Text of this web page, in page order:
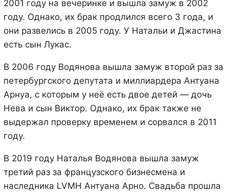
2001 году на вечеринке и вышла замуж в 2002
году. Однако, их брак продлился всего 3 года, и
они развелись в 2005 году. У Натальи и Джастина
есть сын Лукас.
В 2006 году Водянова вышла замуж второй раз за
петербургского депутата и миллиардера Антуана
Арнуа, с которым у неё есть двое детей — дочь
Нева и сын Виктор. Однако, их брак также не
выдержал проверку временем и сорвался в 2011
году.
В 2019 году Наталья Водянова вышла замуж
третий раз за французского бизнесмена и
наследника LVMH Антуана Арно. Свадьба прошла